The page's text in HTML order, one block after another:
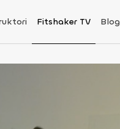
Fitshaker TV Blog